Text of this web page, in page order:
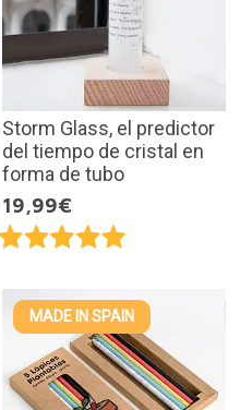
Storm Glass, el predictor
del tiempo de cristal en
forma de tubo
19,99€
MADE IN SPAIN